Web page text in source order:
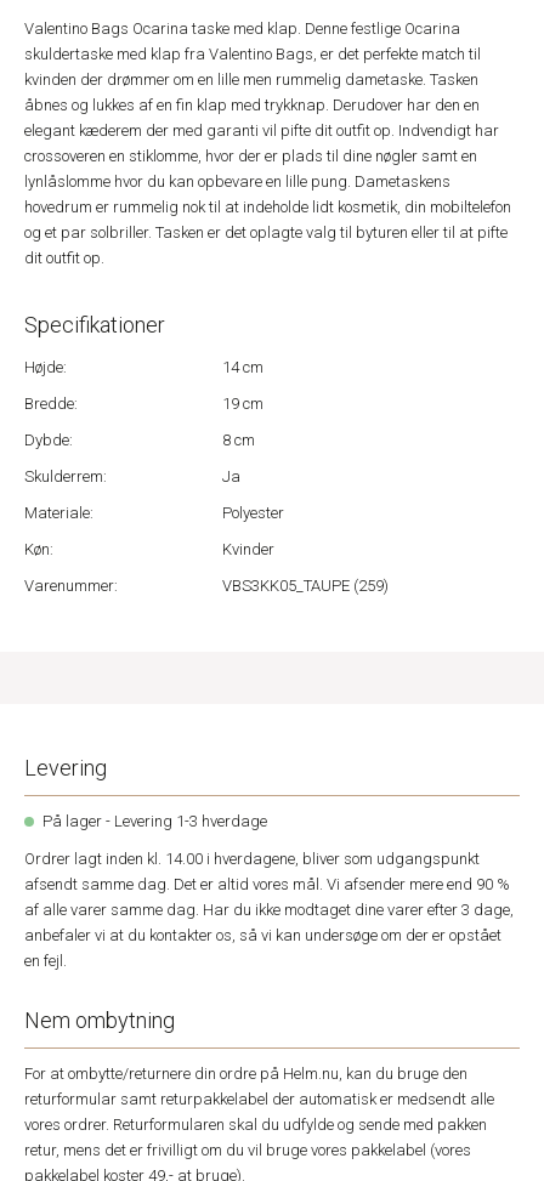
Valentino Bags Ocarina taske med klap. Denne festlige Ocarina
skuldertaske med klap fra Valentino Bags, er det perfekte match til
kvinden der drømmer om en lille men rummelig dametaske. Tasken
åbnes og lukkes af en fin klap med trykknap. Derudover har den en
elegant kæderem der med garanti vil pifte dit outfit op. Indvendigt har
crossoveren en stiklomme, hvor der er plads til dine nøgler samt en
lynlåslomme hvor du kan opbevare en lille pung. Dametaskens
hovedrum er rummelig nok til at indeholde lidt kosmetik, din mobiltelefon
og et par solbriller. Tasken er det oplagte valg til byturen eller til at pifte
dit outfit op.
Specifikationer
Højde:
14 cm
Bredde:
19 cm
Dybde:
8 cm
Skulderrem:
Ja
Materiale:
Polyester
Køn:
Kvinder
Varenummer:
VBS3KK05_TAUPE (259)
Levering
På lager - Levering 1-3 hverdage
Ordrer lagt inden kl. 14.00 i hverdagene, bliver som udgangspunkt
afsendt samme dag. Det er altid vores mål. Vi afsender mere end 90 %
af alle varer samme dag. Har du ikke modtaget dine varer efter 3 dage,
anbefaler vi at du kontakter os, så vi kan undersøge om der er opstået
en fejl.
Nem ombytning
For at ombytte/returnere din ordre på Helm.nu, kan du bruge den
returformular samt returpakkelabel der automatisk er medsendt alle
vores ordrer. Returformularen skal du udfylde og sende med pakken
retur, mens det er frivilligt om du vil bruge vores pakkelabel (vores
pakkelabel koster 49,- at bruge).